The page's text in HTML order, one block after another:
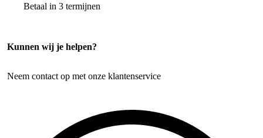
Betaal in 3 termijnen
Kunnen wij je helpen?
Neem contact op met onze klantenservice